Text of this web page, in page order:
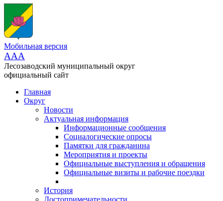
Мобильная версия
AAA
Лесозаводский муниципальный округ
официальный сайт
Главная
Округ
Новости
Актуальная информация
Информационные сообщения
Социалогические опросы
Памятки для гражданина
Мероприятия и проекты
Официальные выступления и обращения
Официальные визиты и рабочие поездки
История